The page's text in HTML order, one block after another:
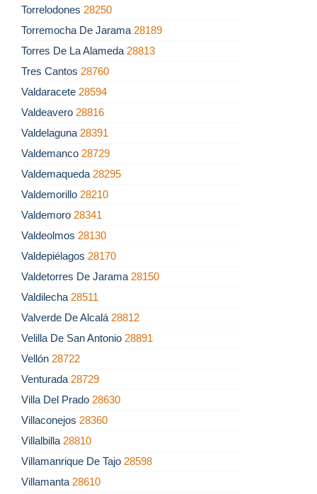
Torrelodones 28250
Torremocha De Jarama 28189
Torres De La Alameda 28813
Tres Cantos 28760
Valdaracete 28594
Valdeavero 28816
Valdelaguna 28391
Valdemanco 28729
Valdemaqueda 28295
Valdemorillo 28210
Valdemoro 28341
Valdeolmos 28130
Valdepiélagos 28170
Valdetorres De Jarama 28150
Valdilecha 28511
Valverde De Alcalá 28812
Velilla De San Antonio 28891
Vellón 28722
Venturada 28729
Villa Del Prado 28630
Villaconejos 28360
Villalbilla 28810
Villamanrique De Tajo 28598
Villamanta 28610